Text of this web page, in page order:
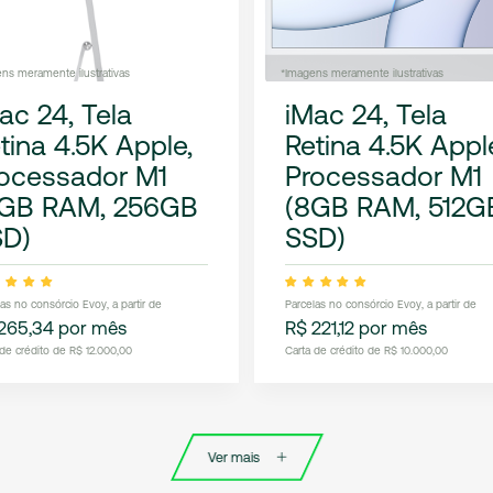
meramente ilustrativas
24, Tela
4.5K Apple,
M1
RAM, 256GB
no consórcio Evoy, a partir de
por mês
crédito de R$ 12.000,00
*Imagens meramente ilustrativas
iMac 24, Tela
Retina 4.5K
Processador M1
(8GB RAM,
SSD)
Parcelas no consórcio Evoy, a partir de
R$ 221,12 por mês
Carta de crédito de R$ 10.000,00
Ver mais